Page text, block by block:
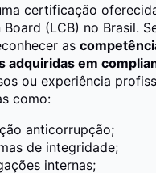
certificação
(LCB) no Brasil.
as
adquiridas em
ou experiência
como:
anticorrupção;
de integridade;
internas;